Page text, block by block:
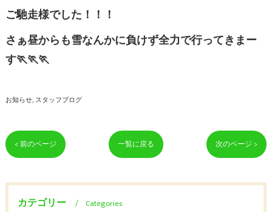
ご馳走様でした！！！
さぁ昼からも雪なんかに負けず全力で行ってきまー
す🏃🏃🏃
お知らせ スタッフブログ
< 前のページ 一覧に戻る 次のページ >
カテゴリー
Categories